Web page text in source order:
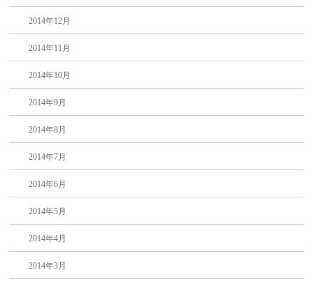
2014年12月
2014年11月
2014年10月
2014年9月
2014年8月
2014年7月
2014年6月
2014年5月
2014年4月
2014年3月